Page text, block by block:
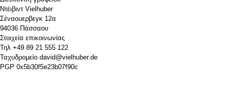
Ντέιβιντ Vielhuber
Σέναουερβεγκ 12α
94036 Πάσσαου
Στοιχεία επικοινωνίας
Τηλ +49 89 21 555 122
Ταχυδρομείο david@vielhuber.de
PGP 0x5b30f5e23b07f90c